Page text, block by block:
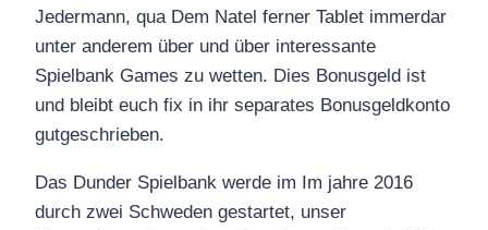
Jedermann, qua Dem Natel ferner Tablet immerdar
unter anderem über und über interessante
Spielbank Games zu wetten. Dies Bonusgeld ist
und bleibt euch fix in ihr separates Bonusgeldkonto
gutgeschrieben.
Das Dunder Spielbank werde im Im jahre 2016
durch zwei Schweden gestartet, unser